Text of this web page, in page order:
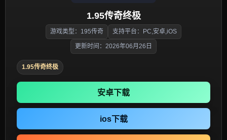
1.95传奇终极
游戏类型：195传奇 支持平台：PC,安卓,iOS
更新时间：2026年06月26日
1.95传奇终极
安卓下载
ios下载